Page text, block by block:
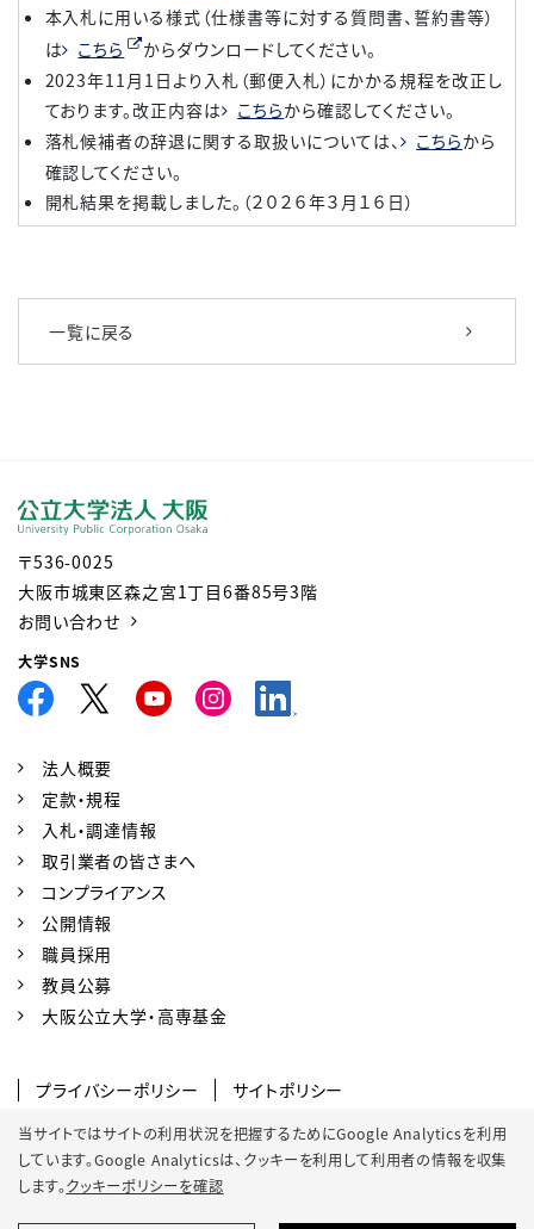
本入札に用いる様式（仕様書等に対する質問書、誓約書等）
は
こちら
からダウンロードしてください。
2023年11月1日より入札（郵便入札）にかかる規程を改正し
ております。改正内容は
こちらから確認してください。
落札候補者の辞退に関する取扱いについては、
こちらから
確認してください。
開札結果を掲載しました。（２０２６年３月１６日）
一覧に戻る
当サイトではサイトの利用状況を把握するためにGoogle Analyticsを利用
しています。Google Analyticsは、 クッキーを利用して利用者の情報を収集
します。クッキーポリシーを確認
〒536-0025
大阪市城東区森之宮1丁目6番85号3階
お問い合わせ
大学SNS
法人概要
定款・規程
入札・調達情報
取引業者の皆さまへ
コンプライアンス
公開情報
職員採用
教員公募
大阪公立大学・高専基金
プライバシーポリシー
サイトポリシー
ソーシャルメディアポリシー
クッキーポリシー
サイトマップ